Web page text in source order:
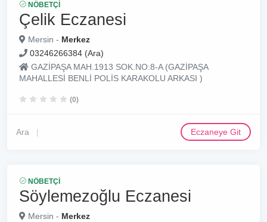
NÖBETÇI
Çelik Eczanesi
Mersin - Merkez
03246266384 (Ara)
GAZİPAŞA MAH.1913 SOK.NO:8-A (GAZİPAŞA
MAHALLESİ BENLİ POLİS KARAKOLU ARKASI )
(0)
Ara Eczaneye Git
NÖBETÇI
Söylemezoğlu Eczanesi
Mersin - Merkez